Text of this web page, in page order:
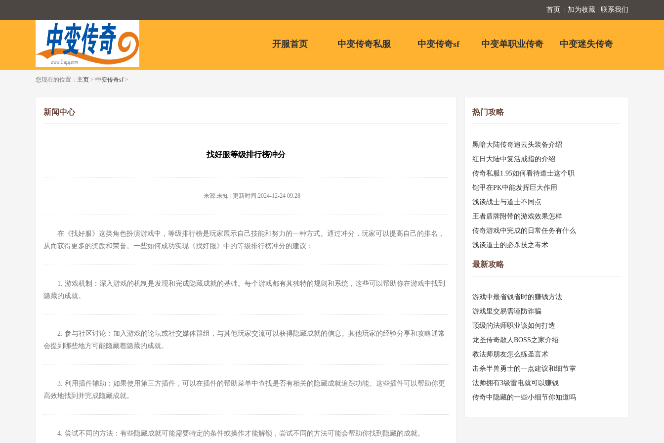
首页 | 加为收藏 | 联系我们
开服首页 中变传奇私服 中变传奇sf 中变单职业传奇 中变迷失传奇
您现在的位置： 主页 > 中变传奇sf >
新闻中心
找好服等级排行榜冲分
来源:未知 | 更新时间:2024-12-24 09:28
在《找好服》这类角色扮演游戏中，等级排行榜是玩家展示自己技能和努力的一种方式。通过冲分，玩家可以提高自己的排名，
从而获得更多的奖励和荣誉。一些如何成功实现《找好服》中的等级排行榜冲分的建议：
1. 游戏机制：深入游戏的机制是发现和完成隐藏成就的基础。每个游戏都有其独特的规则和系统，这些可以帮助你在游戏中找到
隐藏的成就。
2. 参与社区讨论：加入游戏的论坛或社交媒体群组，与其他玩家交流可以获得隐藏成就的信息。其他玩家的经验分享和攻略通常
会提到哪些地方可能隐藏着隐藏的成就。
3. 利用插件辅助：如果使用第三方插件，可以在插件的帮助菜单中查找是否有相关的隐藏成就追踪功能。这些插件可以帮助你更
高效地找到并完成隐藏成就。
4. 尝试不同的方法：有些隐藏成就可能需要特定的条件或操作才能解锁，尝试不同的方法可能会帮助你找到隐藏的成就。
热门攻略
黑暗大陆传奇追云头装备介绍
红日大陆中复活戒指的介绍
传奇私服1.95如何看待道士这个职
铠甲在PK中能发挥巨大作用
浅谈战士与道士不同点
王者盾牌附带的游戏效果怎样
传奇游戏中完成的日常任务有什么
浅谈道士的必杀技之毒术
最新攻略
游戏中最省钱省时的赚钱方法
游戏里交易需谨防诈骗
顶级的法师职业该如何打造
龙圣传奇散人BOSS之家介绍
教法师朋友怎么练圣言术
击杀半兽勇士的一点建议和细节掌
法师拥有3级雷电就可以赚钱
传奇中隐藏的一些小细节你知道吗